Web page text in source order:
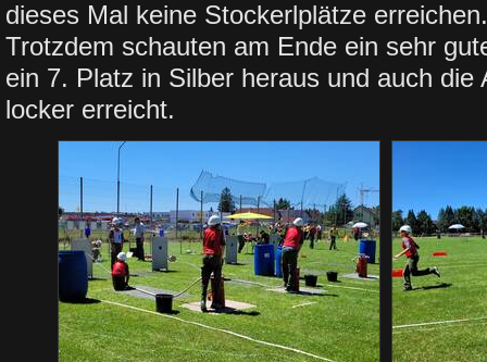
dieses Mal keine Stockerlplätze erreichen.
Trotzdem schauten am Ende ein sehr
ein 7. Platz in Silber heraus und auch die
locker erreicht.